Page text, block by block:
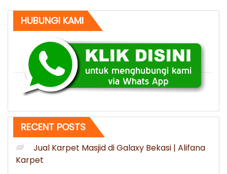
kirim
ke
Utara
Lampung”
HUBUNGI KAMI
RECENT POSTS
Jual Karpet Masjid di Galaxy Bekasi | Alifana
Karpet